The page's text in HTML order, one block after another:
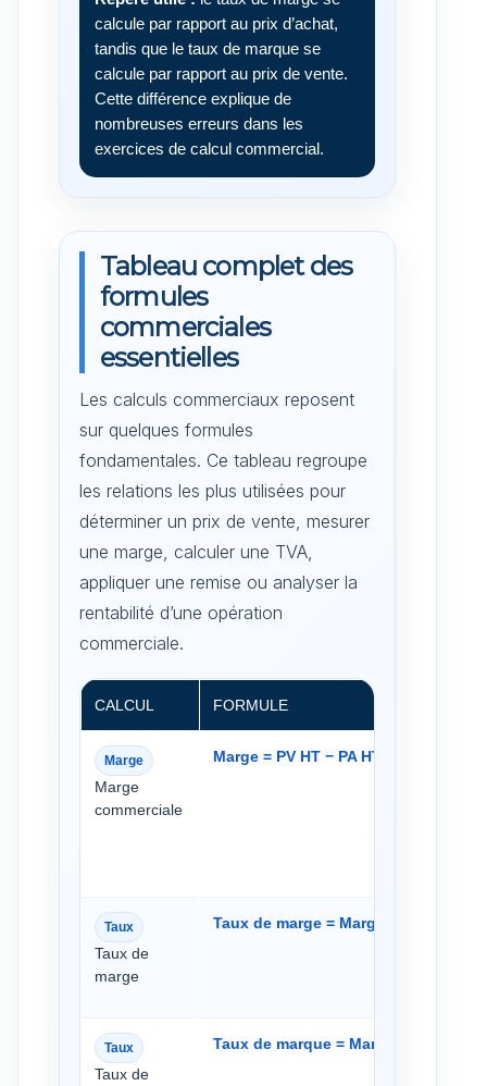
calcule par rapport au prix d’achat,
tandis que le taux de marque se
calcule par rapport au prix de vente.
Cette différence explique de
nombreuses erreurs dans les
exercices de calcul commercial.
Tableau complet des
formules
commerciales
essentielles
Les calculs commerciaux reposent
sur quelques formules
fondamentales. Ce tableau regroupe
les relations les plus utilisées pour
déterminer un prix de vente, mesurer
une marge, calculer une TVA,
appliquer une remise ou analyser la
rentabilité d’une opération
commerciale.
CALCUL FORMULE
Marge
Marge
commerciale
Marge = PV HT − PA HT
Taux
Taux de
marge
Taux de marge = Marge ÷ PA HT ×
Taux
Taux de
Taux de marque = Marge ÷ PV HT ×